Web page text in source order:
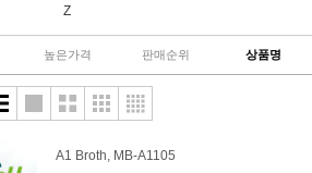
Z
높은가격 판매순위 상품명
A1 Broth, MB-A1105